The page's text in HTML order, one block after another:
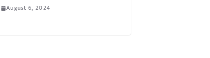
August 6, 2024